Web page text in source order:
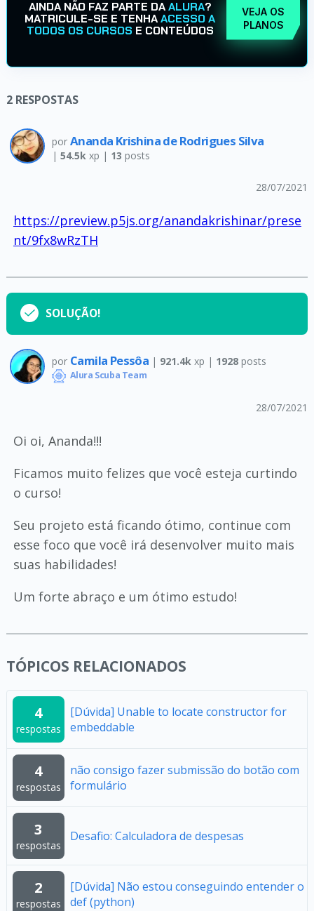
AINDA NÃO FAZ PARTE DAALURA?
MATRICULE-SE E TENHAACESSO A
TODOS OS CURSOS E CONTEÚDOS
VEJA OS
PLANOS
2 RESPOSTAS
por Ananda Krishina de Rodrigues Silva
| 54.5kxp | 13 posts
28/07/2021
https://preview.p5js.org/anandakrishinar/prese
nt/9fx8wRzTH
SOLUÇÃO!
por Camila Pessôa | 921.4k xp | 1928posts
Alura Scuba Team
28/07/2021
Oi oi, Ananda!!!
Ficamos muito felizes que você esteja curtindo
o curso!
Seu projeto está ficando ótimo, continue com
esse foco que você irá desenvolver muito mais
suas habilidades!
Um forte abraço e um ótimo estudo!
TÓPICOS RELACIONADOS
4
respostas
[Dúvida] Unable to locate constructor for
embeddable
4
respostas
não consigo fazer submissão do botão com
formulário
3
respostas
Desafio: Calculadora de despesas
2
respostas
[Dúvida] Não estou conseguindo entender o
def (python)